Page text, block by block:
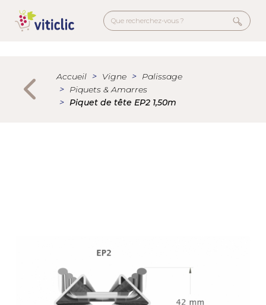
contenu
Accueil Vigne
Palissage
Piquets & Amarres
Piquet de tête EP2 1,50m